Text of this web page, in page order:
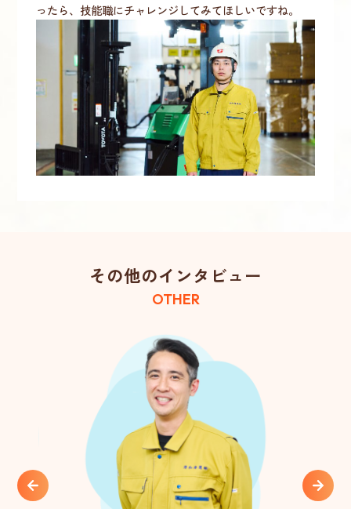
ったら、技能職にチャレンジしてみてほしいですね。
その他のインタビュー
OTHER